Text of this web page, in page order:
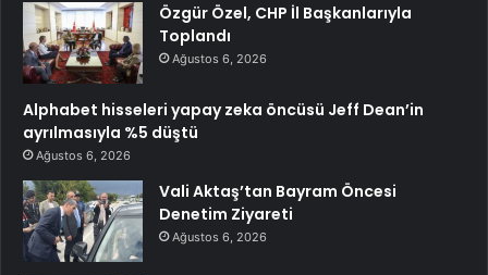
Özgür Özel, CHP İl Başkanlarıyla
Toplandı
Ağustos 6, 2026
Alphabet hisseleri yapay zeka öncüsü Jeff Dean’in
ayrılmasıyla %5 düştü
Ağustos 6, 2026
Vali Aktaş’tan Bayram Öncesi
Denetim Ziyareti
Ağustos 6, 2026